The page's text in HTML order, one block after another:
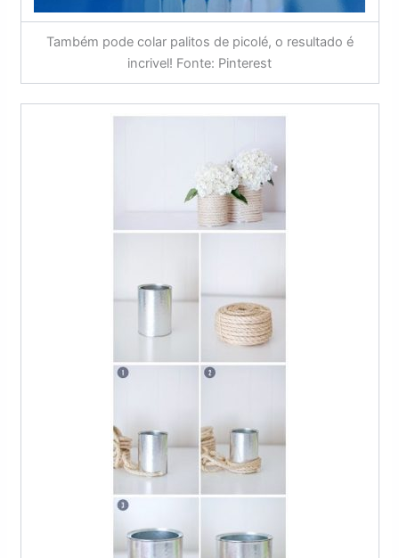
Também pode colar palitos de picolé, o resultado é
incrivel! Fonte: Pinterest